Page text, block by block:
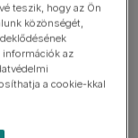
a fog
issokkal
, látványosan
teszik, hogy az Ön
közönségét,
az
a cookie-kkal